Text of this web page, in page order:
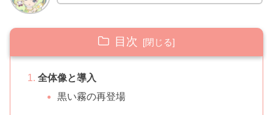
目次
全体像と導入
黒い霧の再登場